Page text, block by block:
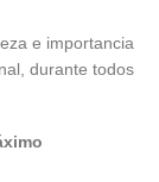
e importancia
durante todos